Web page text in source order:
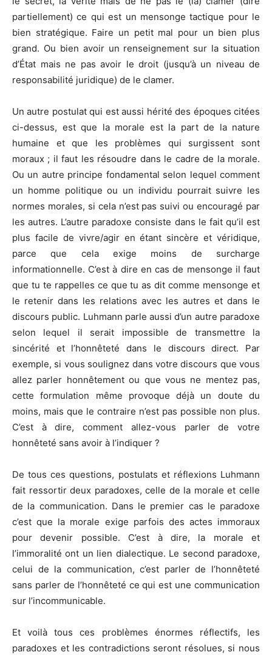
partiellement) ce qui est un mensonge tactique pour le
bien stratégique. Faire un petit mal pour un bien plus
grand. Ou bien avoir un renseignement sur la situation
d’État mais ne pas avoir le droit (jusqu’à un niveau de
responsabilité juridique) de le clamer.
Un autre postulat qui est aussi hérité des époques citées
ci-dessus, est que la morale est la part de la nature
humaine et que les problèmes qui surgissent sont
moraux ; il faut les résoudre dans le cadre de la morale.
Ou un autre principe fondamental selon lequel comment
un homme politique ou un individu pourrait suivre les
normes morales, si cela n’est pas suivi ou encouragé par
les autres. L’autre paradoxe consiste dans le fait qu’il est
plus facile de vivre/agir en étant sincère et véridique,
parce que cela exige moins de surcharge
informationnelle. C’est à dire en cas de mensonge il faut
que tu te rappelles ce que tu as dit comme mensonge et
le retenir dans les relations avec les autres et dans le
discours public. Luhmann parle aussi d’un autre paradoxe
selon lequel il serait impossible de transmettre la
sincérité et l’honnêteté dans le discours direct. Par
exemple, si vous soulignez dans votre discours que vous
allez parler honnêtement ou que vous ne mentez pas,
cette formulation même provoque déjà un doute du
moins, mais que le contraire n’est pas possible non plus.
C’est à dire, comment allez-vous parler de votre
honnêteté sans avoir à l’indiquer ?
De tous ces questions, postulats et réflexions Luhmann
fait ressortir deux paradoxes, celle de la morale et celle
de la communication. Dans le premier cas le paradoxe
c’est que la morale exige parfois des actes immoraux
pour devenir possible. C’est à dire, la morale et
l’immoralité ont un lien dialectique. Le second paradoxe,
celui de la communication, c’est parler de l’honnêteté
sans parler de l’honnêteté ce qui est une communication
sur l’incommunicable.
Et voilà tous ces problèmes énormes réflectifs, les
paradoxes et les contradictions seront résolues, si nous